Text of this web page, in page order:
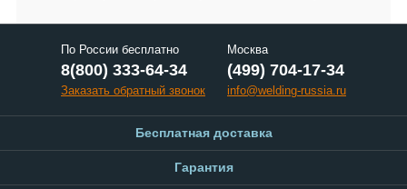
По России бесплатно
8(800) 333-64-34
Заказать обратный звонок
Москва
(499) 704-17-34
info@welding-russia.ru
Бесплатная доставка
Гарантия